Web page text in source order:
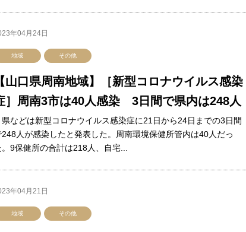
年04月24日
地域 その他
山口県周南地域】［新型コロナウイルス感染
］周南3市は40人感染 3日間で県内は248人
などは新型コロナウイルス感染症に21日から24日までの3日間
248人が感染したと発表した。周南環境保健所管内は40人だっ
9保健所の合計は218人、自宅...
年04月21日
地域 その他